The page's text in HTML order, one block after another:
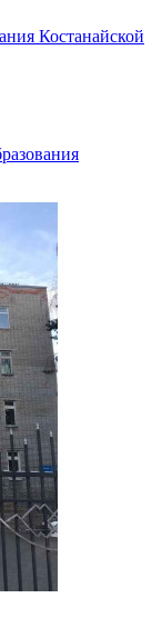
Костанайской